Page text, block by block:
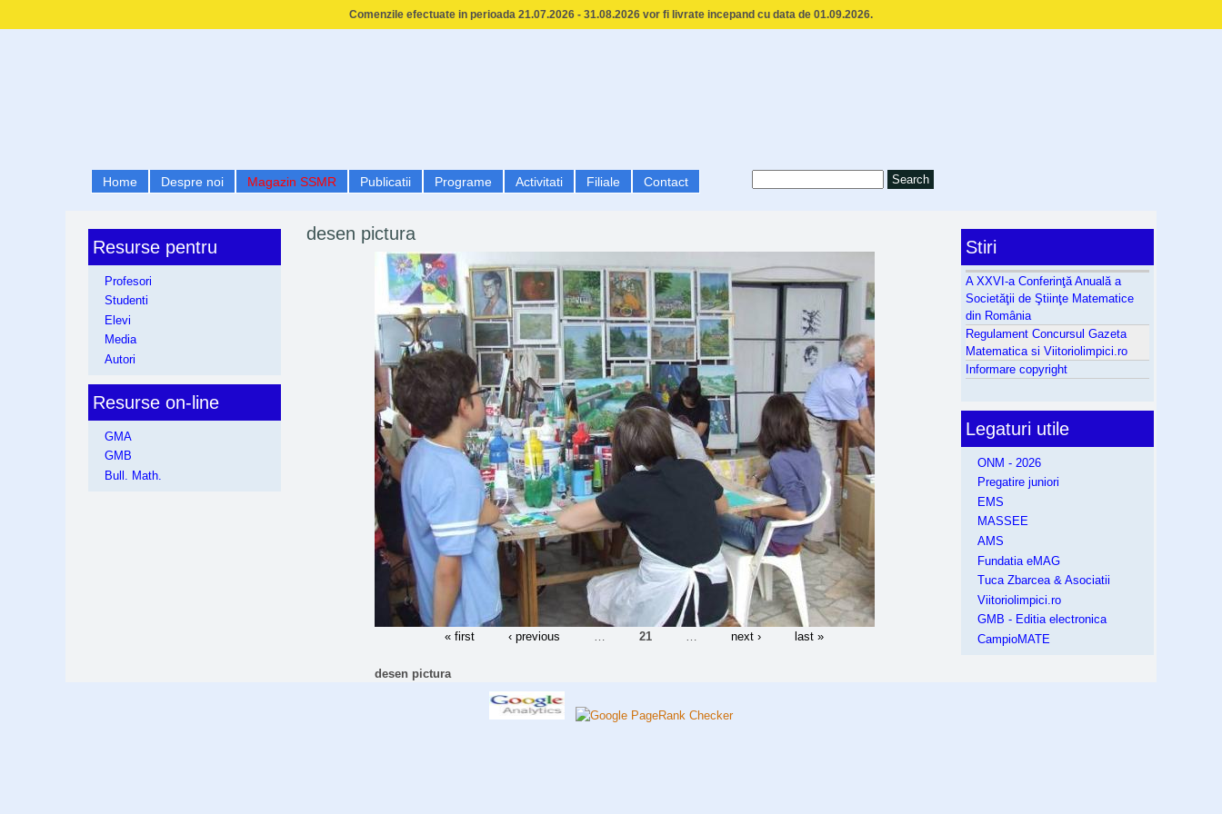
Comenzile efectuate in perioada 21.07.2026 - 31.08.2026 vor fi livrate incepand cu data de 01.09.2026.
Home Despre noi Magazin SSMR Publicatii Programe Activitati Filiale Contact
desen pictura
« first ‹ previous 21 next › last »
desen pictura
Resurse pentru
Profesori
Studenti
Elevi
Media
Autori
Resurse on-line
GMA
GMB
Bull. Math.
Stiri
A XXVI-a Conferinţă Anuală a
Societăţii de Ştiinţe Matematice
din România
Regulament Concursul Gazeta
Matematica si Viitoriolimpici.ro
Informare copyright
Legaturi utile
ONM - 2026
Pregatire juniori
EMS
MASSEE
AMS
Fundatia eMAG
Tuca Zbarcea & Asociatii
Viitoriolimpici.ro
GMB - Editia electronica
CampioMATE